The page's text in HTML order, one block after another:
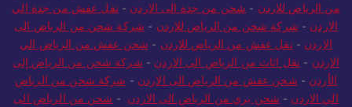
من الرياض للاردن - شحن من جدة الى الاردن - نقل عفش من جدة الي
الاردن - شركة شحن من الرياض للاردن - شركة شحن من الرياض الى
الاردن - نقل عفش من الرياض للاردن - شحن عفش من الرياض الي
الاردن - نقل اثاث من الرياض الى الاردن - شركة شحن من الرياض إلى
الأردن - شحن عفش من الرياض الى الاردن - شركة شحن من الرياض
الي الاردن - شحن بري من الرياض الى الاردن - شحن من الرياض الى